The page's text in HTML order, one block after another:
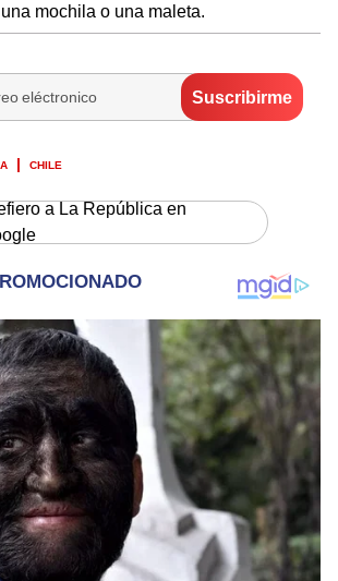
mochila o una maleta.
CHILE
a La República en